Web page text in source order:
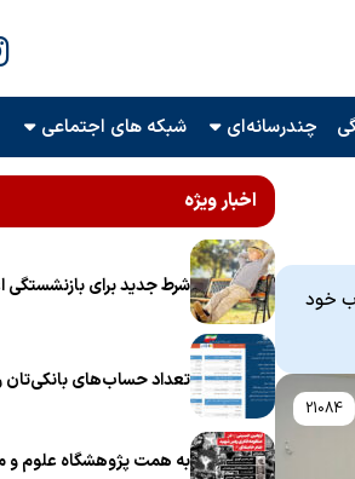
چندرسانه‌ای شبکه های اجتماعی
خود
21084
اخبار ویژه
شرط جدید برای بازنشستگی
تعداد حساب‌های بانکی‌تان
به همت پژوهشگاه علوم و